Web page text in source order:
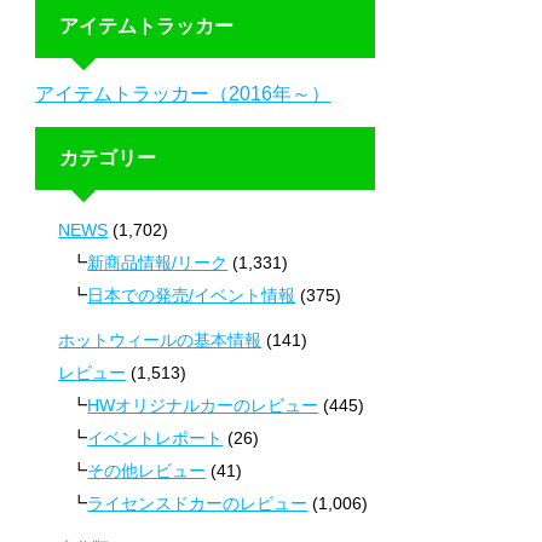
アイテムトラッカー
アイテムトラッカー（2016年～）
カテゴリー
NEWS (1,702)
新商品情報/リーク (1,331)
日本での発売/イベント情報 (375)
ホットウィールの基本情報 (141)
レビュー (1,513)
HWオリジナルカーのレビュー (445)
イベントレポート (26)
その他レビュー (41)
ライセンスドカーのレビュー (1,006)